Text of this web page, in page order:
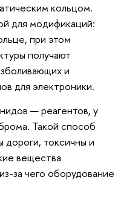
кольцом.
для модификаций:
при этом
получают
и
для электроники.
— реагентов, у
Такой способ
дороги, токсичны и
вещества
за чего оборудование